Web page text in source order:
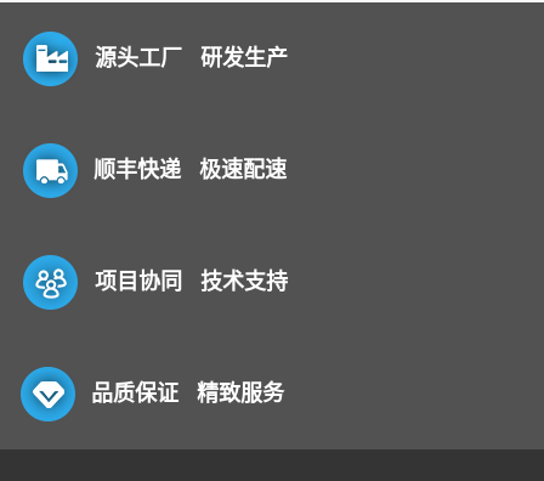
源头工厂 研发生产
顺丰快递 极速配速
项目协同 技术支持
品质保证 精致服务